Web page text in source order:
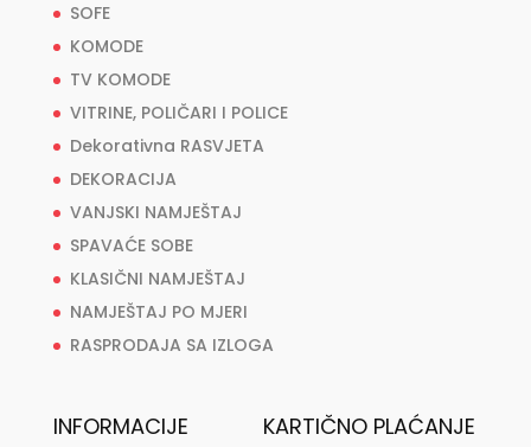
SOFE
KOMODE
TV KOMODE
VITRINE, POLIČARI I POLICE
Dekorativna RASVJETA
DEKORACIJA
VANJSKI NAMJEŠTAJ
SPAVAĆE SOBE
KLASIČNI NAMJEŠTAJ
NAMJEŠTAJ PO MJERI
RASPRODAJA SA IZLOGA
INFORMACIJE KARTIČNO PLAĆANJE